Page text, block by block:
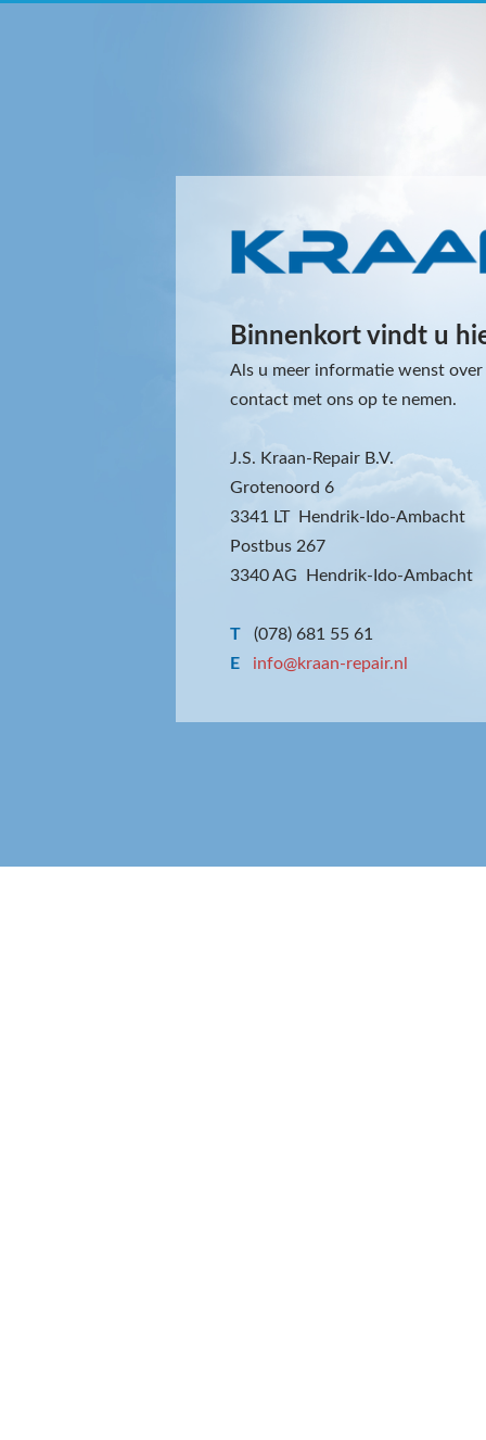
Binnenkort vindt u
Als u meer informatie wenst
contact met ons op te nemen.
J.S. Kraan-Repair B.V.
Grotenoord 6
3341 LT Hendrik-Ido-Ambacht
Postbus 267
3340 AG Hendrik-Ido-Ambacht
T
(078) 681 55 61
E
info@kraan-repair.nl